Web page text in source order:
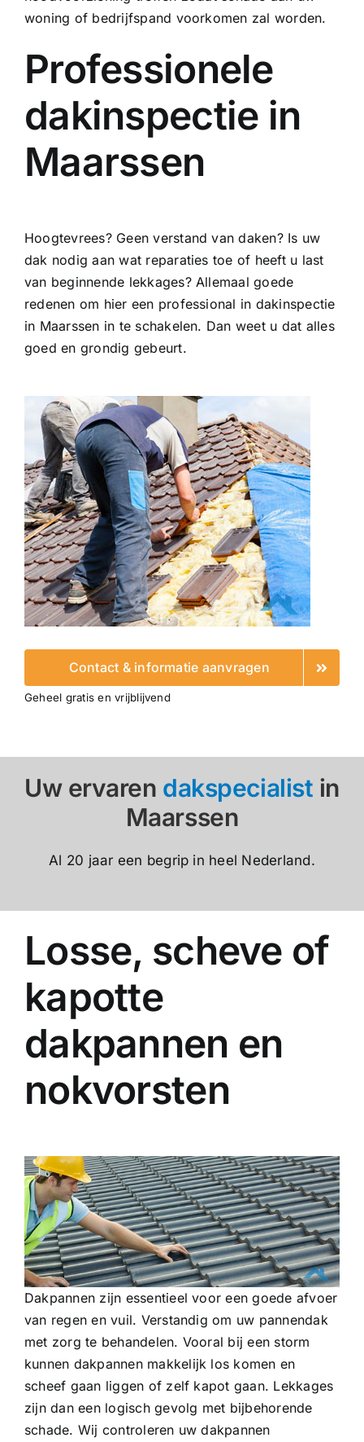
woning of bedrijfspand voorkomen zal worden.
Professionele
dakinspectie in
Maarssen
Hoogtevrees? Geen verstand van daken? Is uw
dak nodig aan wat reparaties toe of heeft u last
van beginnende lekkages? Allemaal goede
redenen om hier een professional in dakinspectie
in Maarssen in te schakelen. Dan weet u dat alles
goed en grondig gebeurt.
Contact & informatie aanvragen
Geheel gratis en vrijblijvend
Uw ervaren dakspecialist in
Maarssen
Al 20 jaar een begrip in heel Nederland.
Losse, scheve of
kapotte
dakpannen en
nokvorsten
Dakpannen zijn essentieel voor een goede afvoer
van regen en vuil. Verstandig om uw pannendak
met zorg te behandelen. Vooral bij een storm
kunnen dakpannen makkelijk los komen en
scheef gaan liggen of zelf kapot gaan. Lekkages
zijn dan een logisch gevolg met bijbehorende
schade. Wij controleren uw dakpannen